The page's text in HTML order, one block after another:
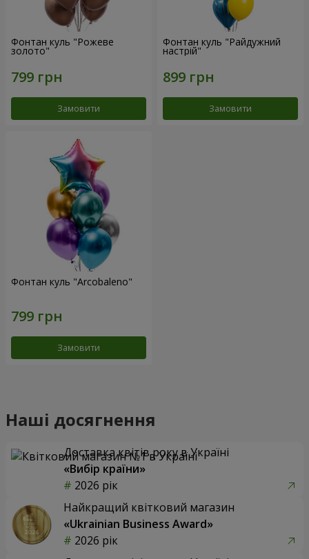
Фонтан куль "Рожеве
золото"
Замовити
Фонтан куль "Райдужний
настрій"
Замовити
Фонтан куль "Arcobaleno"
Замовити
Наші досягнення
Доставка квітів року в Україні
«Вибір країни»
2026 рік
Найкращий квітковий магазин
«Ukrainian Business Award»
2026 рік